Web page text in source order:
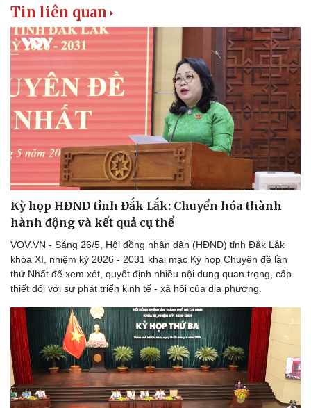
Tin nóng
Tư vấn luật
Phân tích
Tin liên quan
Kỳ họp HĐND tỉnh Đắk Lắk: Chuyển hóa thành
hành động và kết quả cụ thể
VOV.VN - Sáng 26/5, Hội đồng nhân dân (HĐND) tỉnh Đắk Lắk
khóa XI, nhiệm kỳ 2026 - 2031 khai mạc Kỳ họp Chuyên đề lần
thứ Nhất để xem xét, quyết định nhiều nội dung quan trọng, cấp
thiết đối với sự phát triển kinh tế - xã hội của địa phương.